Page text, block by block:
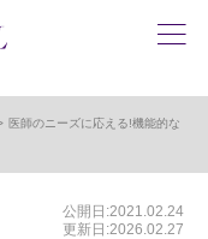
医師のニーズに応える!機能的な
公開日:2021.02.24
更新日:2026.02.27